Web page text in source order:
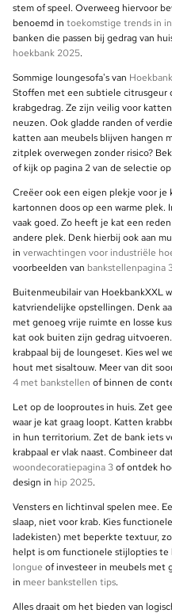
stem of speel. Overweeg hiervoor
benoemd in toekomstige trends in
banken die passen bij gedrag van
hoekbank 2025.
Sommige loungesofa's van
Stoffen met een subtiele citrusgeur
krabgedrag. Ze zijn veilig voor
neuzen. Ook gladde randen of
katten aan meubels blijven hangen
zitplek overwegen zonder risico?
of kijk op pagina 2 van de selectie
Creëer ook een eigen plekje voor
kartonnen doos op een warme
vaak goed. Zo heeft je kat een
andere plek. Denk hierbij ook aan
in verwachtingen voor industriële
voorbeelden van bankstellenpagina
Buitenmeubilair van HoekbankXXL
katvriendelijke opstellingen. Denk
met genoeg vrije ruimte en losse
kat ook buiten zijn gedrag
krabpaal bij de loungeset. Kies wel
hout met sisaltouw. Meer van dit
4 met bankstellen of binnen de
Let op de looproutes in huis. Zet
waar je kat graag loopt. Katten
in hun territorium. Zet de bank iets
krabpaal er vlak naast. Combineer
woondecoratiepagina 3of ontdek
design in hip 2025.
Vensters en lichtinval spelen mee.
slaap, niet voor krab. Kies
ladekisten) met beperkte textuur,
helpt is om functionele stijlopties te
longue of investeer in meubels met
in meer bankstellen tips.
Alles draait om het bieden van